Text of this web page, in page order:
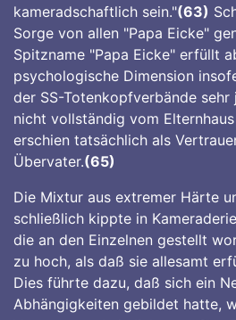
kameradschaftlich sein."(63)
Sorge von allen "Papa Eicke"
Spitzname "Papa Eicke" erfüllt
psychologische Dimension
der SS-Totenkopfverbände
nicht vollständig vom
erschien tatsächlich als
Übervater.(65)
Die Mixtur aus extremer Härte
schließlich kippte in
die an den Einzelnen gestellt
zu hoch, als daß sie allesamt
Dies führte dazu, daß sich ein
Abhängigkeiten gebildet hatte,